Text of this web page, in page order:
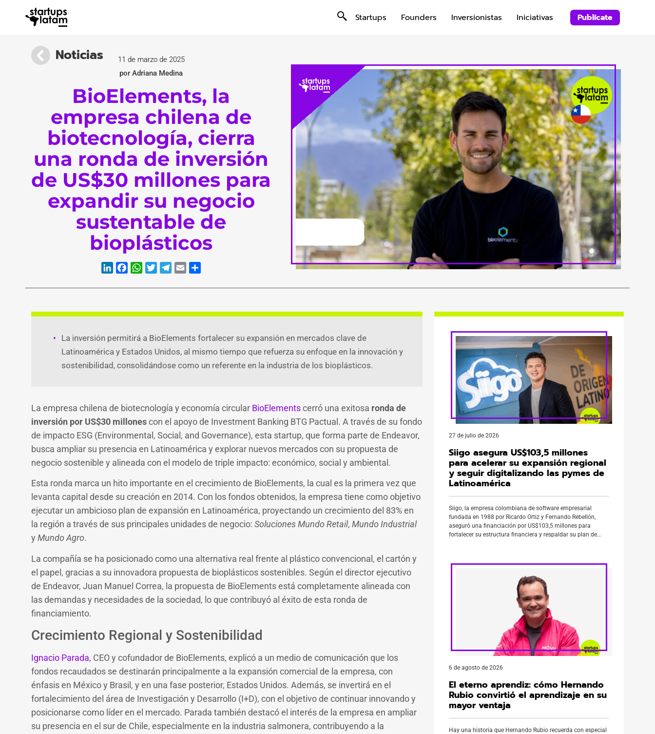
Startups Founders Inversionistas Iniciativas Publícate
Noticias
11 de marzo de 2025
por Adriana Medina
BioElements, la
empresa chilena de
biotecnología, cierra
una ronda de inversión
de US$30 millones para
expandir su negocio
sustentable de
bioplásticos
LinkedIn
Facebook
WhatsApp
Twitter
Telegram
EmailCompartir
La inversión permitirá a BioElements fortalecer su expansión en mercados clave de
Latinoamérica y Estados Unidos, al mismo tiempo que refuerza su enfoque en la innovación y
sostenibilidad, consolidándose como un referente en la industria de los bioplásticos.
La empresa chilena de biotecnología y economía circular BioElementscerró una exitosa ronda de
inversión por US$30 millonescon el apoyo de Investment Banking BTG Pactual. A través de su fondo
de impacto ESG (Environmental, Social, and Governance), esta startup, que forma parte de Endeavor,
busca ampliar su presencia en Latinoamérica y explorar nuevos mercados con su propuesta de
negocio sostenible y alineada con el modelo de triple impacto: económico, social y ambiental.
Esta ronda marca un hito importante en el crecimiento de BioElements, la cual es la primera vez que
levanta capital desde su creación en 2014. Con los fondos obtenidos, la empresa tiene como objetivo
ejecutar un ambicioso plan de expansión en Latinoamérica, proyectando un crecimiento del 83% en
la región a través de sus principales unidades de negocio: Soluciones Mundo Retail, Mundo Industrial
y Mundo Agro.
La compañía se ha posicionado como una alternativa real frente al plástico convencional, el cartón y
el papel, gracias a su innovadora propuesta de bioplásticos sostenibles. Según el director ejecutivo
de Endeavor, Juan Manuel Correa, la propuesta de BioElements está completamente alineada con
las demandas y necesidades de la sociedad, lo que contribuyó al éxito de esta ronda de
financiamiento.
Crecimiento Regional y Sostenibilidad
Ignacio Parada, CEO y cofundador de BioElements, explicó a un medio de comunicación que los
fondos recaudados se destinarán principalmente a la expansión comercial de la empresa, con
énfasis en México y Brasil, y en una fase posterior, Estados Unidos. Además, se invertirá en el
fortalecimiento del área de Investigación y Desarrollo (I+D), con el objetivo de continuar innovando y
posicionarse como líder en el mercado. Parada también destacó el interés de la empresa en ampliar
su presencia en el sur de Chile, especialmente en la industria salmonera, contribuyendo a la
27 de julio de 2026
Siigo asegura US$103,5 millones
para acelerar su expansión regional
y seguir digitalizando las pymes de
Latinoamérica
Siigo, la empresa colombiana de software empresarial
fundada en 1988 por Ricardo Ortiz y Fernando Rebellón,
aseguró una financiación por US$103,5 millones para
fortalecer su estructura financiera y respaldar su plan de
6 de agosto de 2026
El eterno aprendiz: cómo Hernando
Rubio convirtió el aprendizaje en su
mayor ventaja
Hay una historia que Hernando Rubio recuerda con especial